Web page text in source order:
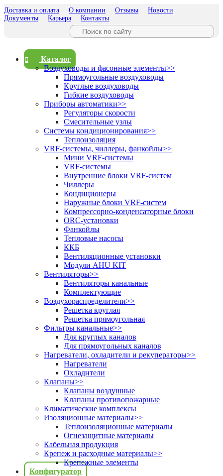
Доставка и оплата О компании Отзывы
Новости
Документы
Карьера Контакты
Каталог
Воздуховоды и фасонные элементы>>
Прямоугольные воздуховоды
Круглые воздуховоды
Гибкие воздуховоды
Приборы автоматики>>
Регуляторы скорости
Смесительные узлы
Системы кондиционирования>>
Теплоизоляция
VRF-системы, чиллеры, фанкойлы>>
Мини VRF-системы
VRF-системы
Внутренние блоки VRF-систем
Чиллеры
Кондиционеры
Наружные блоки VRF-систем
Компрессорно-конденсаторные блоки
ORC-установки
Фанкойлы
Тепловые насосы
ККБ
Вентиляционные установки
Модули AHU KIT
Вентиляторы>>
Вентиляторы канальные
Комплектующие
Воздухораспределители>>
Решетка круглая
Решетка прямоугольная
Фильтры канальные>>
Для круглых каналов
Для прямоугольных каналов
Нагреватели, охладители и рекуператоры>>
Нагреватели
Охладители
Клапаны>>
Клапаны воздушные
Клапаны противопожарные
Климатические комплексы
Изоляционные материалы>>
Теплоизоляционные материалы
Огнезащитные материалы
Кабельная продукция
Крепеж и расходные материалы>>
Крепежные элементы
Конфигуратор